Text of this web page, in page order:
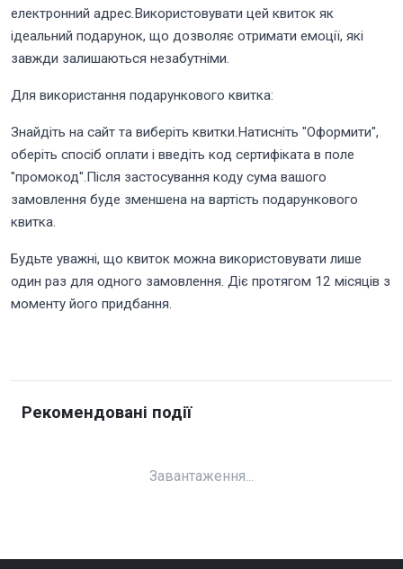
електронний адрес.Використовувати цей квиток як
ідеальний подарунок, що дозволяє отримати емоції, які
завжди залишаються незабутніми.
Для використання подарункового квитка:
Знайдіть на сайт та виберіть квитки.Натисніть "Оформити",
оберіть спосіб оплати і введіть код сертифіката в поле
"промокод".Після застосування коду сума вашого
замовлення буде зменшена на вартість подарункового
квитка.
Будьте уважні, що квиток можна використовувати лише
один раз для одного замовлення. Діє протягом 12 місяців з
моменту його придбання.
Рекомендовані події
Завантаження...